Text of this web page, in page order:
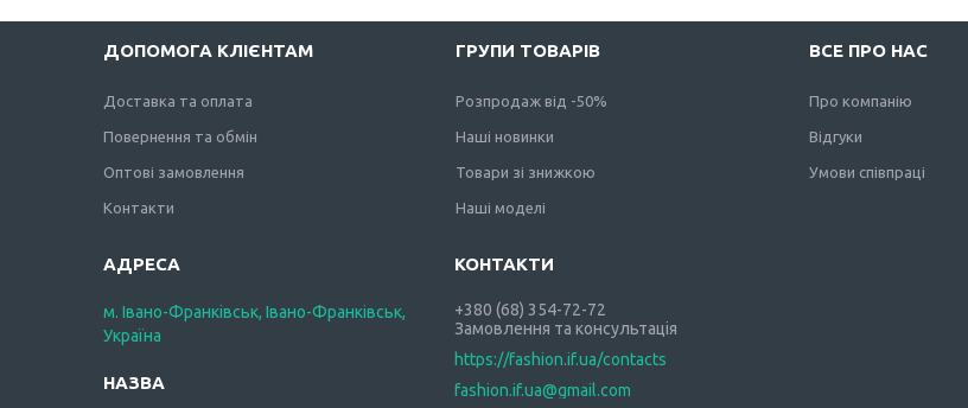
ДОПОМОГА КЛІЄНТАМ
Доставка та оплата
Повернення та обмін
Оптові замовлення
Контакти
ГРУПИ ТОВАРІВ
Розпродаж від -50%
Наші новинки
Товари зі знижкою
Наші моделі
ВСЕ ПРО НАС
Про компанію
Відгуки
Умови співпраці
м. Івано-Франківськ, Івано-Франківськ,
Україна
+380 (68) 354-72-72
Замовлення та консультація
https://fashion.if.ua/contacts
fashion.if.ua@gmail.com